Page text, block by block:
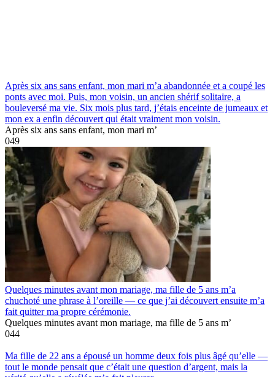
Après six ans sans enfant, mon mari m’a abandonnée et a coupé les
ponts avec moi. Puis, mon voisin, un ancien shérif solitaire, a
bouleversé ma vie. Six mois plus tard, j’étais enceinte de jumeaux et
mon ex a enfin découvert qui était vraiment mon voisin.
Après six ans sans enfant, mon mari m’
049
Quelques minutes avant mon mariage, ma fille de 5 ans m’a
chuchoté une phrase à l’oreille — ce que j’ai découvert ensuite m’a
fait quitter ma propre cérémonie.
Quelques minutes avant mon mariage, ma fille de 5 ans m’
044
Ma fille de 22 ans a épousé un homme deux fois plus âgé qu’elle —
tout le monde pensait que c’était une question d’argent, mais la